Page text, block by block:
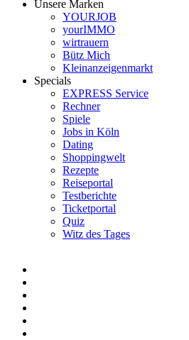
Unsere Marken
YOURJOB
yourIMMO
wirtrauern
Bütz Mich
Kleinanzeigenmarkt
Specials
EXPRESS Service
Rechner
Spiele
Jobs in Köln
Dating
Shoppingwelt
Rezepte
Reiseportal
Testberichte
Ticketportal
Quiz
Witz des Tages